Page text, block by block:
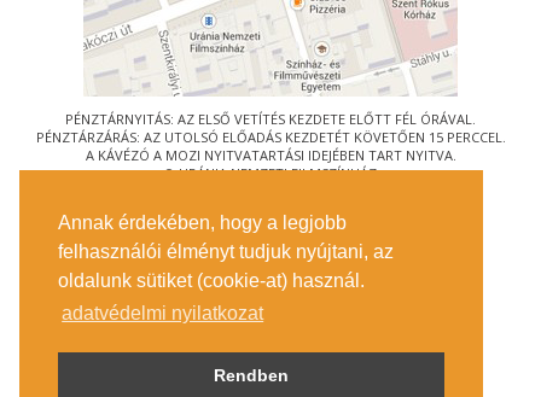
Annak érdekében, hogy a legjobb
felhasználói élményt tudjuk nyújtani, az
oldalunk sütiket (cookie-at) használ.
adatvédelmi nyilatkozat
Rendben
PÉNZTÁRNYITÁS: AZ ELSŐ VETÍTÉS KEZDETE ELŐTT FÉL ÓRÁVAL.
PÉNZTÁRZÁRÁS: AZ UTOLSÓ ELŐADÁS KEZDETÉT KÖVETŐEN 15 PERCCEL.
A KÁVÉZÓ A MOZI NYITVATARTÁSI IDEJÉBEN TART NYITVA.
© URÁNIA NEMZETI FILMSZÍNHÁZ
1088 BUDAPEST, RÁKÓCZI ÚT 21.
MEGKÖZELÍTÉS
JEGYINFORMÁCIÓ
ÍRJON NEKÜNK!
KÖZÉRDEKŰ ADATOK